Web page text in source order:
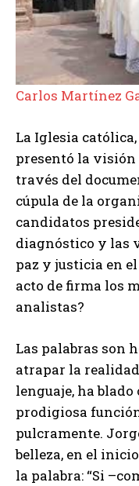
Carlos Martínez
La Iglesia
presentó la visión
través del
cúpula de la
candidatos
diagnóstico y las
paz y justicia en
acto de firma los
analistas?
Las palabras son
atrapar la
lenguaje, ha
prodigiosa
pulcramente.
belleza, en el
la palabra: “Si